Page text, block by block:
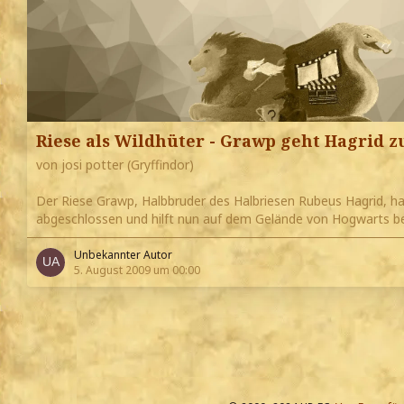
Riese als Wildhüter - Grawp geht Hagrid
von josi potter (Gryffindor)
Der Riese Grawp, Halbbruder des Halbriesen Rubeus Hagrid,
abgeschlossen und hilft nun auf dem Gelände von Hogwarts
Unbekannter Autor
5. August 2009 um 00:00